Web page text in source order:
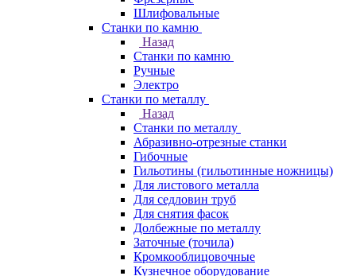
Шлифовальные
Станки по камню
Назад
Станки по камню
Ручные
Электро
Станки по металлу
Назад
Станки по металлу
Абразивно-отрезные станки
Гибочные
Гильотины (гильотинные ножницы)
Для листового металла
Для седловин труб
Для снятия фасок
Долбежные по металлу
Заточные (точила)
Кромкооблицовочные
Кузнечное оборудование